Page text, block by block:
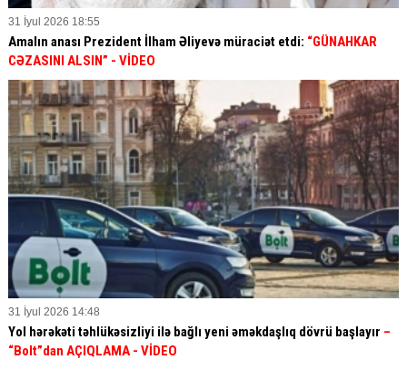
31 İyul 2026 18:55
Amalın anası Prezident İlham Əliyevə müraciət etdi: “GÜNAHKAR
CƏZASINI ALSIN” - VİDEO
31 İyul 2026 14:48
Yol hərəkəti təhlükəsizliyi ilə bağlı yeni əməkdaşlıq dövrü başlayır –
“Bolt”dan AÇIQLAMA - VİDEO